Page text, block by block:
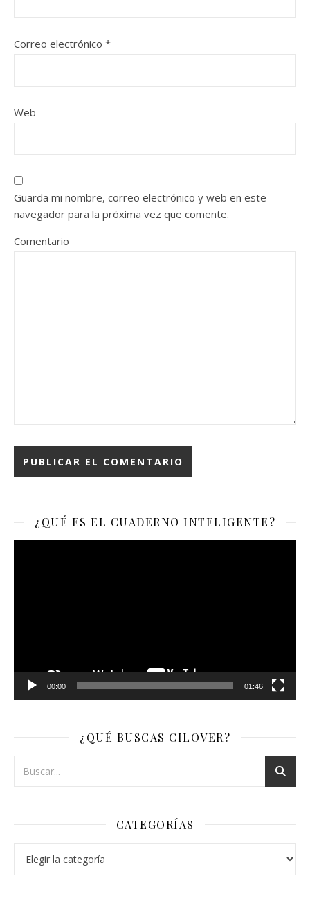
Correo electrónico *
Web
Guarda mi nombre, correo electrónico y web en este
navegador para la próxima vez que comente.
Comentario
¿QUÉ ES EL CUADERNO INTELIGENTE?
00:00 01:46
¿QUÉ BUSCAS CILOVER?
CATEGORÍAS